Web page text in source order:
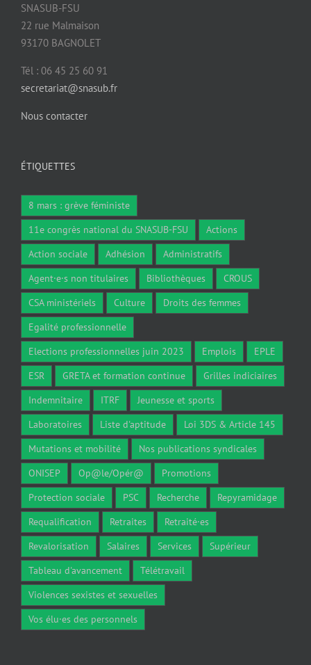
SNASUB-FSU
22 rue Malmaison
93170 BAGNOLET
Tél : 06 45 25 60 91
secretariat@snasub.fr
Nous contacter
ÉTIQUETTES
8 mars : grève féministe
11e congrès national du SNASUB-FSU
Actions
Action sociale
Adhésion
Administratifs
Agent·e·s non titulaires
Bibliothèques
CROUS
CSA ministériels
Culture
Droits des femmes
Egalité professionnelle
Elections professionnelles juin 2023
Emplois
EPLE
ESR
GRETA et formation continue
Grilles indiciaires
Indemnitaire
ITRF
Jeunesse et sports
Laboratoires
Liste d'aptitude
Loi 3DS & Article 145
Mutations et mobilité
Nos publications syndicales
ONISEP
Op@le/Opér@
Promotions
Protection sociale
PSC Recherche
Repyramidage
Requalification
Retraites
Retraité·es
Revalorisation
Salaires Services
Supérieur
Tableau d'avancement
Télétravail
Violences sexistes et sexuelles
Vos élu·es des personnels